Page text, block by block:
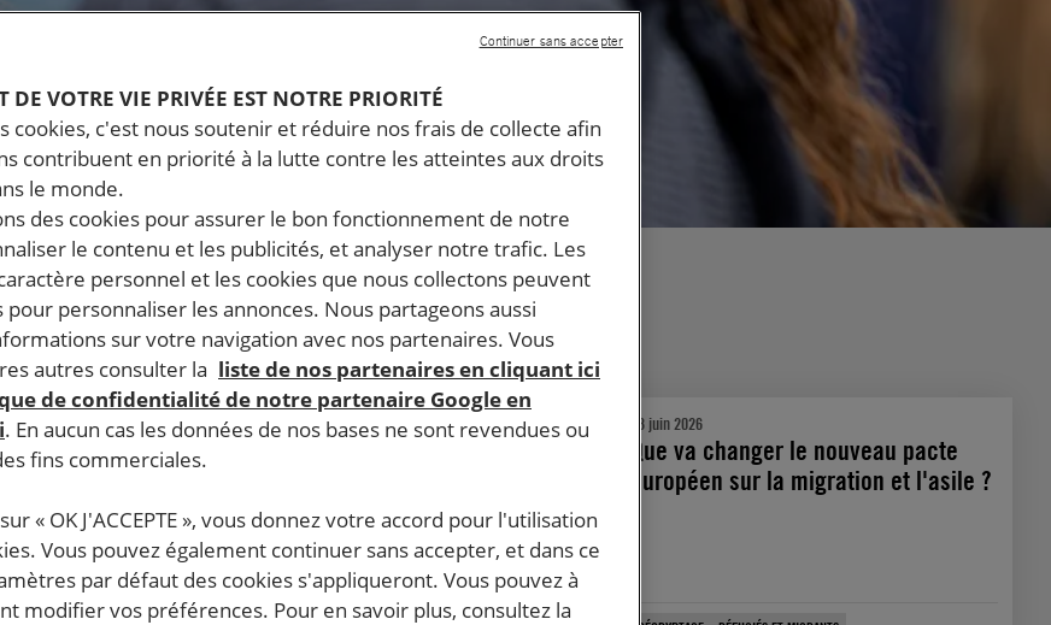
JE DONNE
REPÈRE 18 juin 2026
Que va changer le nouveau pacte
européen sur la migration et l'asile ?
DE VOTRE VIE PRIVÉE EST NOTRE PRIORITÉ
cookies, c'est nous soutenir et réduire nos frais de collecte afin
contribuent en priorité à la lutte contre les atteintes aux droits
le monde.
des cookies pour assurer le bon fonctionnement de notre
le contenu et les publicités, et analyser notre trafic. Les
personnel et les cookies que nous collectons peuvent
personnaliser les annonces. Nous partageons aussi
sur votre navigation avec nos partenaires. Vous
autres consulter la liste de nos partenaires en cliquant ici
de confidentialité de notre partenaire Google en
. En aucun cas les données de nos bases ne sont revendues ou
fins commerciales.
« OK J'ACCEPTE », vous donnez votre accord pour l'utilisation
Vous pouvez également continuer sans accepter, et dans ce
par défaut des cookies s'appliqueront. Vous pouvez à
modifier vos préférences. Pour en savoir plus, consultez la
Continuer sans accepter